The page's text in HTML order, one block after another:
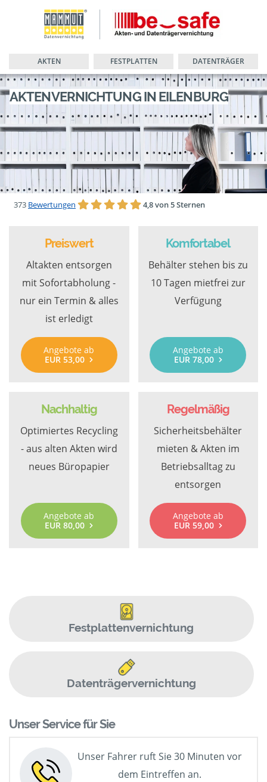
AKTEN FESTPLATTEN DATENTRÄGER
AKTENVERNICHTUNG IN EILENBURG
373 Bewertungen 4,8 von 5 Sternen
Preiswert
Altakten entsorgen
mit Sofortabholung -
nur ein Termin & alles
ist erledigt
Angebote ab
EUR 53,00
Komfortabel
Behälter stehen bis zu
10 Tagen mietfrei zur
Verfügung
Angebote ab
EUR 78,00
Nachhaltig
Optimiertes Recycling
- aus alten Akten wird
neues Büropapier
Angebote ab
EUR 80,00
Regelmäßig
Sicherheitsbehälter
mieten & Akten im
Betriebsalltag zu
entsorgen
Angebote ab
EUR 59,00
Festplattenvernichtung
Datenträgervernichtung
Unser Service für Sie
Unser Fahrer ruft Sie 30 Minuten vor
dem Eintreffen an.